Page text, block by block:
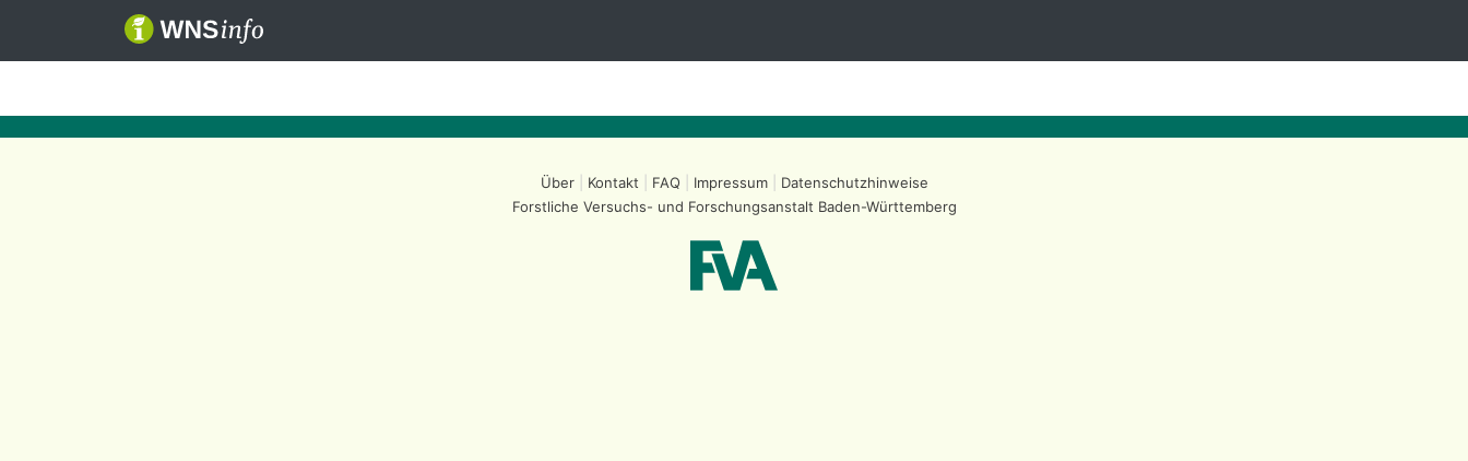
Über Kontakt FAQ Impressum
Datenschutzhinweise
Forstliche Versuchs- und Forschungsanstalt Baden-Württemberg